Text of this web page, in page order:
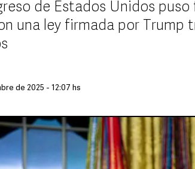
de Estados Unidos
una ley firmada por Trump
de 2025 - 12:07 hs